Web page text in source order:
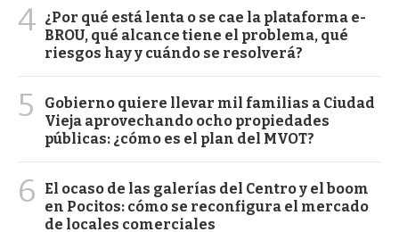
4 ¿Por qué está lenta o se cae la plataforma e-
BROU, qué alcance tiene el problema, qué
riesgos hay y cuándo se resolverá?
5
Gobierno quiere llevar mil familias a Ciudad
Vieja aprovechando ocho propiedades
públicas: ¿cómo es el plan del MVOT?
6
El ocaso de las galerías del Centro y el boom
en Pocitos: cómo se reconfigura el mercado
de locales comerciales